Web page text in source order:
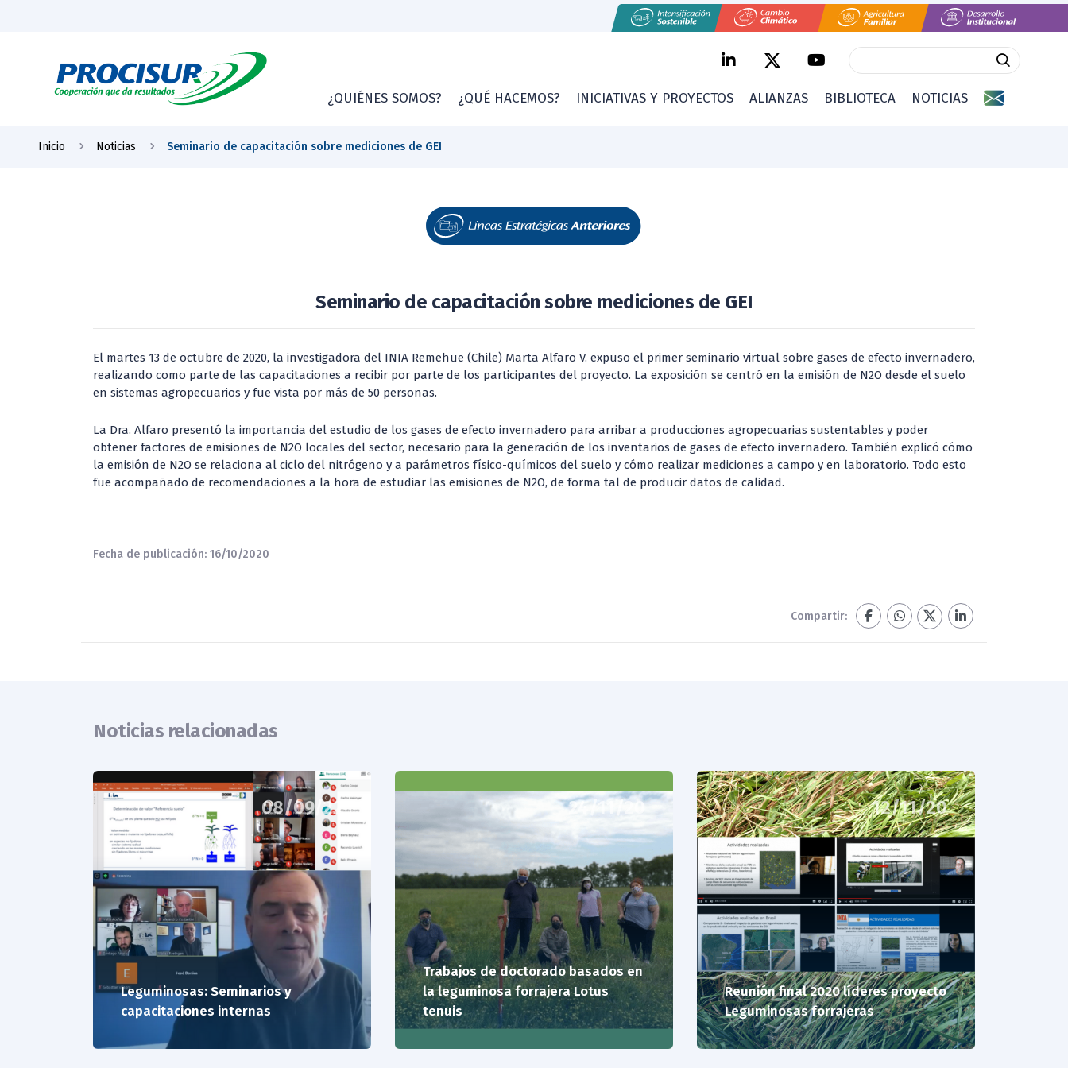
¿QUIÉNES SOMOS? ¿QUÉ HACEMOS? INICIATIVAS Y PROYECTOS ALIANZAS BIBLIOTECA NOTICIAS
Inicio Noticias Seminario de capacitación sobre mediciones de GEI
Seminario de capacitación sobre mediciones de GEI
El martes 13 de octubre de 2020, la investigadora del INIA Remehue (Chile) Marta Alfaro V. expuso el primer seminario virtual sobre gases de efecto invernadero,
realizando como parte de las capacitaciones a recibir por parte de los participantes del proyecto. La exposición se centró en la emisión de N2O desde el suelo
en sistemas agropecuarios y fue vista por más de 50 personas.
La Dra. Alfaro presentó la importancia del estudio de los gases de efecto invernadero para arribar a producciones agropecuarias sustentables y poder
obtener factores de emisiones de N2O locales del sector, necesario para la generación de los inventarios de gases de efecto invernadero. También explicó cómo
la emisión de N2O se relaciona al ciclo del nitrógeno y a parámetros físico-químicos del suelo y cómo realizar mediciones a campo y en laboratorio. Todo esto
fue acompañado de recomendaciones a la hora de estudiar las emisiones de N2O, de forma tal de producir datos de calidad.
Fecha de publicación: 16/10/2020
Compartir:
Noticias relacionadas
08/09/22
Leguminosas: Seminarios y
capacitaciones internas
24/11/20
Trabajos de doctorado basados en
la leguminosa forrajera Lotus
tenuis
12/11/20
Reunión final 2020 líderes proyecto
Leguminosas forrajeras